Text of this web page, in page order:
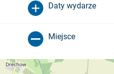
Daty wydarze
Miejsce